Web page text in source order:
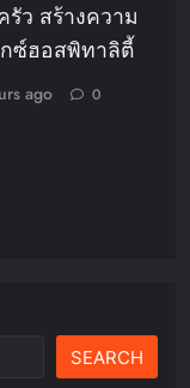
รัว สร้างความ
ซ์ฮอสพิทาลิตี้
ago 0
ฉลองเปิดSEARCH